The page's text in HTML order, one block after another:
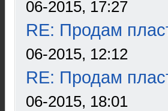
06-2015, 17:27
RE: Продам
06-2015, 12:12
RE: Продам
06-2015, 18:01